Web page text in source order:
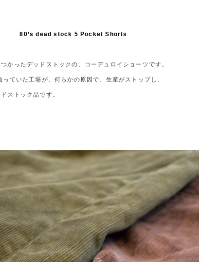
80’s dead stock 5 Pocket Shorts
かったデッドストックの、コーデュロイショーツです。
ていた工場が、何らかの原因で、生産がストップし、
ストック品です。